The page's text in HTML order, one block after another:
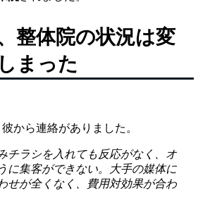
整体院の状況は変
まった
から連絡がありました。
チラシを入れても反応がなく、オ
に集客ができない。大手の媒体に
せが全くなく、費用対効果が合わ